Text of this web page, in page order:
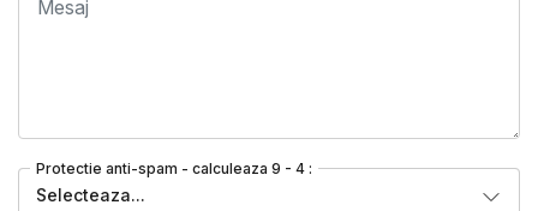
Protectie anti-spam - calculeaza 9 - 4 :
Selecteaza...